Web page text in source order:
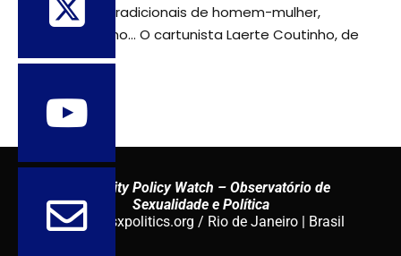
definições tradicionais de homem-mulher,
hétero-homo… O cartunista Laerte Coutinho, de
Sexuality Policy Watch – Observatório de
Sexualidade e Política
admin@sxpolitics.org / Rio de Janeiro | Brasil